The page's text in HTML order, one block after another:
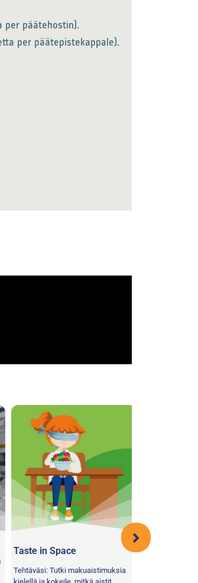
per päätehostin).
per päätepistekappale).
Taste in Space
Tehtäväsi: Tutki makuaistimuksia
Vikkelä